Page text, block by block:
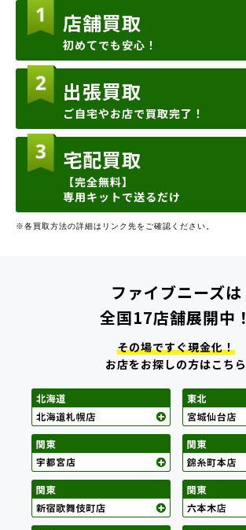
店舗買取
初めてでも安心！
出張買取
ご自宅やお店で買取完了！
宅配買取
【完全無料】
専用キットで送るだけ
※各買取方法の詳細はリンク先をご確認ください。
ファイブニーズは
全国17店舗展開中！
その場ですぐ現金化！
お店をお探しの方はこちら